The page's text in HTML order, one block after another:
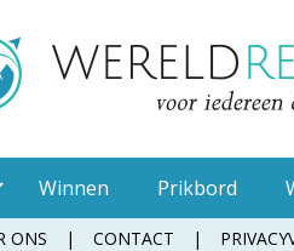
Winnen Prikbord
ONS CONTACT